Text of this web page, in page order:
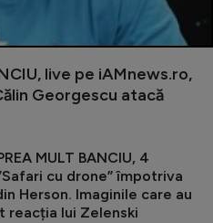
live pe iAMnews.ro,
Georgescu atacă
MULT BANCIU, 4
cu drone” împotriva
Herson. Imaginile care au
reacția lui Zelenski